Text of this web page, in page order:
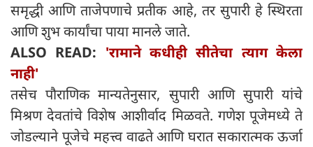
समृद्धी आणि ताजेपणाचे प्रतीक आहे, तर सुपारी हे स्थिरता
आणि शुभ कार्यांचा पाया मानले जाते.
ALSO READ: 'रामाने कधीही सीतेचा त्याग केला
नाही'
तसेच पौराणिक मान्यतेनुसार, सुपारी आणि सुपारी यांचे
मिश्रण देवतांचे विशेष आशीर्वाद मिळवते. गणेश पूजेमध्ये ते
जोडल्याने पूजेचे महत्त्व वाढते आणि घरात सकारात्मक ऊर्जा